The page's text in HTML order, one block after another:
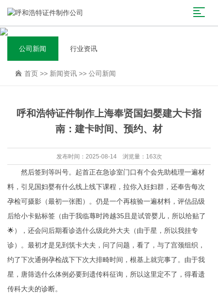
公司新闻 行业资讯
首页 >> 新闻资讯 >> 公司新闻
呼和浩特证件制作上海奉贤国妇婴建大卡指
南：建卡时间、预约、材
发布时间：2025-08-14 浏览量：163次
然后签到等叫号。起首正在急诊室门口有个会先助梳理一遍材
料，引见国妇婴有什么线上线下课程，拉你入妊妇群，还奉告每次
孕检可摄影（最初一张图）。仍是一个再核验一遍材料，评估品级
后给小卡贴标签（由于我临蓐时跨越35且是试管婴儿，所以给贴了
🌟），还会问后期看诊选什么级此外大夫（由于星，所以我挂专
诊）。最初才是见到筑卡大夫，问了问题，看了，与了宫颈组织，
约了下次通例孕检战下下次大排畸时间，根基上就完事了。由于我
星，唐筛选什么体例必要到遗传科征询，所以这里定不了，得看遗
传科大夫的诊断。